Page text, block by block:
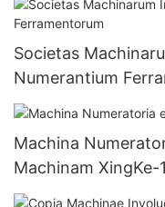
Societas
Numerantium
Machina
Machinam XingKe-1